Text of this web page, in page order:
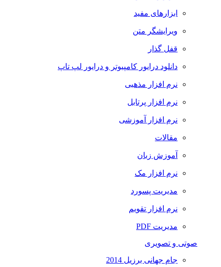
ابزارهای مفید
ویرایشگر متن
قفل گذار
دانلود درایور کامپیوتر و درایور لپ تاپ
نرم افزار مذهبی
نرم افزار پرتابل
نرم افزار آموزشی
مقالات
آموزش زبان
نرم افزار مک
مدیریت پسورد
نرم افزار تقویم
مدیریت PDF
صوتی و تصویری
جام جهانی برزیل 2014